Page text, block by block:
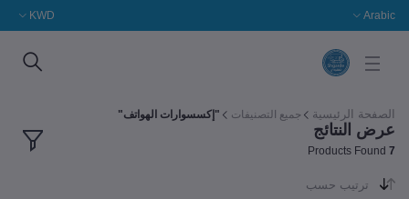
Arabic
KWD
الصفحة الرئيسية جميع التصنيفات "إكسسوارات الهواتف"
عرض النتائج
7
ترتيب حسب